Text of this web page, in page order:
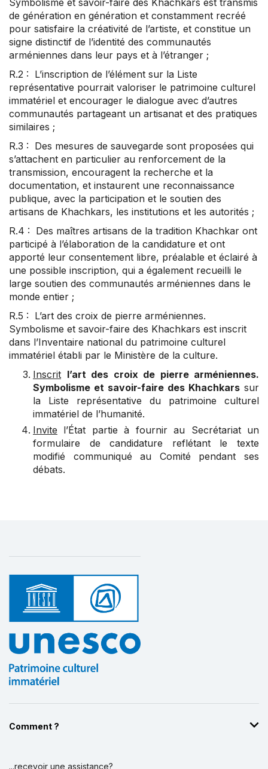
Symbolisme et savoir-faire des Khachkars est transmis
de génération en génération et constamment recréé
pour satisfaire la créativité de l’artiste, et constitue un
signe distinctif de l’identité des communautés
arméniennes dans leur pays et à l’étranger ;
R.2 : L’inscription de l’élément sur la Liste
représentative pourrait valoriser le patrimoine culturel
immatériel et encourager le dialogue avec d’autres
communautés partageant un artisanat et des pratiques
similaires ;
R.3 : Des mesures de sauvegarde sont proposées qui
s’attachent en particulier au renforcement de la
transmission, encouragent la recherche et la
documentation, et instaurent une reconnaissance
publique, avec la participation et le soutien des
artisans de Khachkars, les institutions et les autorités ;
R.4 : Des maîtres artisans de la tradition Khachkar ont
participé à l’élaboration de la candidature et ont
apporté leur consentement libre, préalable et éclairé à
une possible inscription, qui a également recueilli le
large soutien des communautés arméniennes dans le
monde entier ;
R.5 : L’art des croix de pierre arméniennes.
Symbolisme et savoir-faire des Khachkars est inscrit
dans l’Inventaire national du patrimoine culturel
immatériel établi par le Ministère de la culture.
Inscrit l’art des croix de pierre arméniennes.
Symbolisme et savoir-faire des Khachkars sur
la Liste représentative du patrimoine culturel
immatériel de l’humanité.
Invite l’État partie à fournir au Secrétariat un
formulaire de candidature reflétant le texte
modifié communiqué au Comité pendant ses
débats.
Comment ?
...recevoir une assistance?